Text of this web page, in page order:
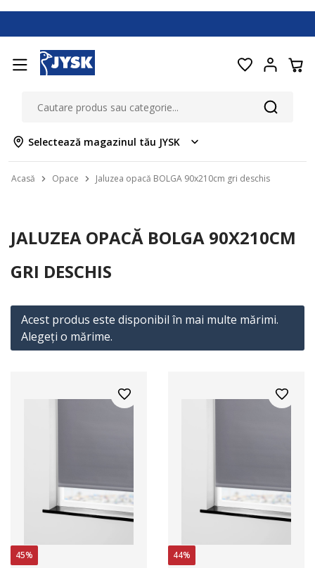
Selectează magazinul tău JYSK
Acasă Opace Jaluzea opacă BOLGA 90x210cm gri deschis
JALUZEA OPACĂ BOLGA 90X210CM
GRI DESCHIS
Acest produs este disponibil în mai multe mărimi.
Alegeţi o mărime.
45% 44%